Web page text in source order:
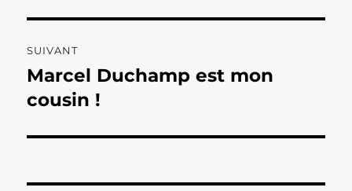
SUIVANT
Publication
suivante :
Marcel Duchamp est mon
cousin !